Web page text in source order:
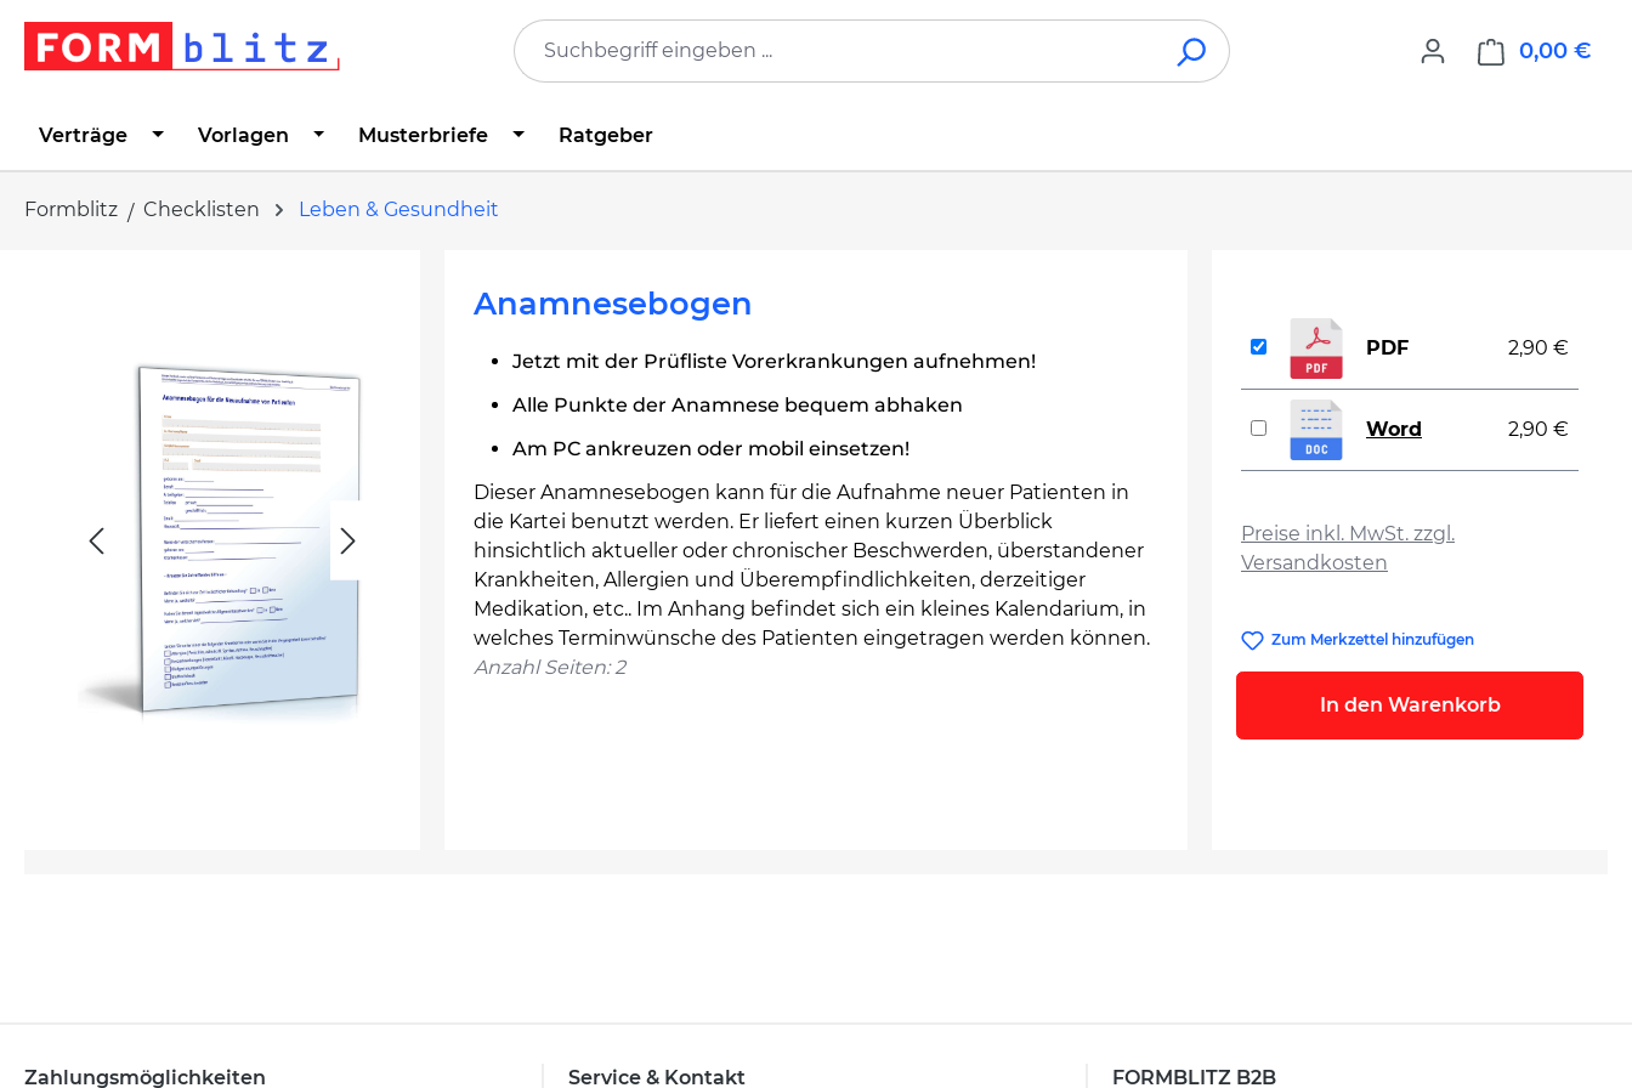
Zur Hauptnavigation springen
0,00 €
Verträge Vorlagen Musterbriefe Ratgeber
Formblitz Checklisten Leben & Gesundheit
Anamnesebogen
Jetzt mit der Prüfliste Vorerkrankungen aufnehmen!
Alle Punkte der Anamnese bequem abhaken
Am PC ankreuzen oder mobil einsetzen!
Dieser Anamnesebogen kann für die Aufnahme neuer Patienten in
die Kartei benutzt werden. Er liefert einen kurzen Überblick
hinsichtlich aktueller oder chronischer Beschwerden, überstandener
Krankheiten, Allergien und Überempfindlichkeiten, derzeitiger
Medikation, etc.. Im Anhang befindet sich ein kleines Kalendarium, in
welches Terminwünsche des Patienten eingetragen werden können.
Anzahl Seiten: 2
Preise inkl. MwSt. zzgl.
Versandkosten
PDF 2,90 €
Word 2,90 €
Zum Merkzettel hinzufügen
In den Warenkorb
Zahlungsmöglichkeiten Service & Kontakt FORMBLITZ B2B